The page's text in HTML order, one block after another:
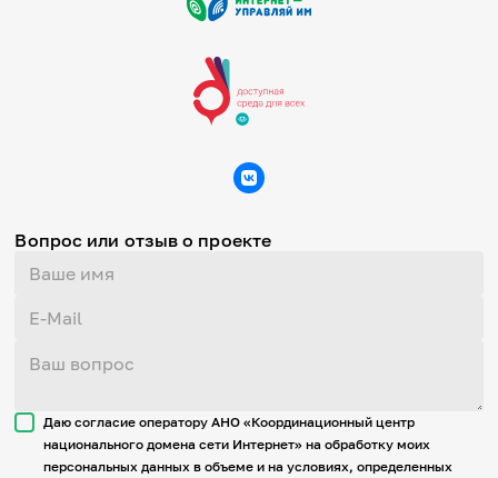
Вопрос или отзыв о проекте
Даю согласие оператору АНО «Координационный центр
национального домена сети Интернет» на обработку моих
персональных данных в объеме и на условиях, определенных